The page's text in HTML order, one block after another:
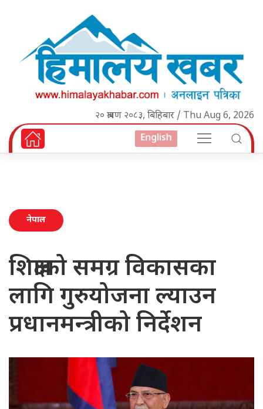
२० श्रावण २०८३, बिहिबार / Thu Aug 6, 2026
English
नेपाल
शिक्षाको समग्र विकासका
लागि गुरुयोजना ल्याउन
प्रधानमन्त्रीको निर्देशन